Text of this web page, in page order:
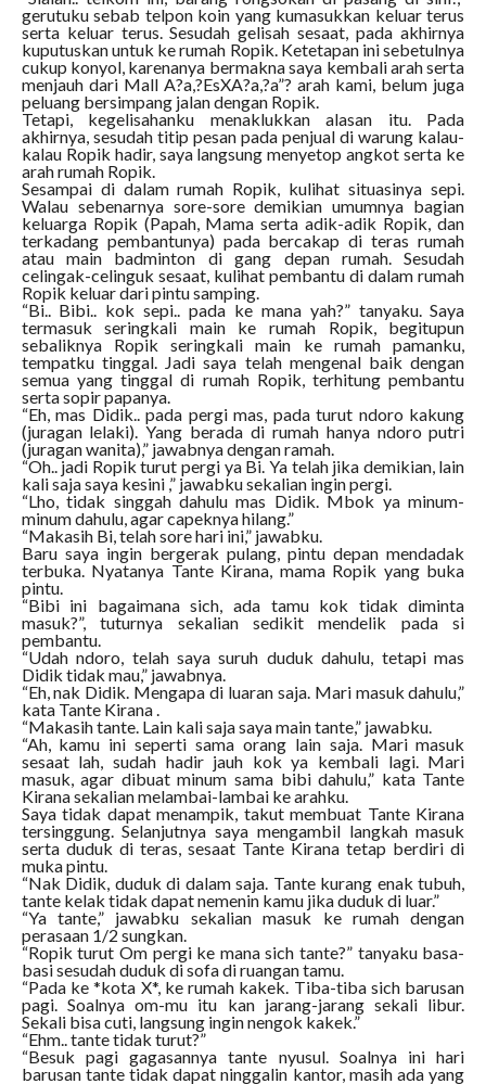
gerutuku sebab telpon koin yang kumasukkan keluar terus
serta keluar terus. Sesudah gelisah sesaat, pada akhirnya
kuputuskan untuk ke rumah Ropik. Ketetapan ini sebetulnya
cukup konyol, karenanya bermakna saya kembali arah serta
menjauh dari Mall A?a,?EsXA?a,?a”? arah kami, belum juga
peluang bersimpang jalan dengan Ropik.
Tetapi, kegelisahanku menaklukkan alasan itu. Pada
akhirnya, sesudah titip pesan pada penjual di warung kalau-
kalau Ropik hadir, saya langsung menyetop angkot serta ke
arah rumah Ropik.
Sesampai di dalam rumah Ropik, kulihat situasinya sepi.
Walau sebenarnya sore-sore demikian umumnya bagian
keluarga Ropik (Papah, Mama serta adik-adik Ropik, dan
terkadang pembantunya) pada bercakap di teras rumah
atau main badminton di gang depan rumah. Sesudah
celingak-celinguk sesaat, kulihat pembantu di dalam rumah
Ropik keluar dari pintu samping.
“Bi.. Bibi.. kok sepi.. pada ke mana yah?” tanyaku. Saya
termasuk seringkali main ke rumah Ropik, begitupun
sebaliknya Ropik seringkali main ke rumah pamanku,
tempatku tinggal. Jadi saya telah mengenal baik dengan
semua yang tinggal di rumah Ropik, terhitung pembantu
serta sopir papanya.
“Eh, mas Didik.. pada pergi mas, pada turut ndoro kakung
(juragan lelaki). Yang berada di rumah hanya ndoro putri
(juragan wanita),” jawabnya dengan ramah.
“Oh.. jadi Ropik turut pergi ya Bi. Ya telah jika demikian, lain
kali saja saya kesini ,” jawabku sekalian ingin pergi.
“Lho, tidak singgah dahulu mas Didik. Mbok ya minum-
minum dahulu, agar capeknya hilang.”
“Makasih Bi, telah sore hari ini,” jawabku.
Baru saya ingin bergerak pulang, pintu depan mendadak
terbuka. Nyatanya Tante Kirana, mama Ropik yang buka
pintu.
“Bibi ini bagaimana sich, ada tamu kok tidak diminta
masuk?”, tuturnya sekalian sedikit mendelik pada si
pembantu.
“Udah ndoro, telah saya suruh duduk dahulu, tetapi mas
Didik tidak mau,” jawabnya.
“Eh, nak Didik. Mengapa di luaran saja. Mari masuk dahulu,”
kata Tante Kirana .
“Makasih tante. Lain kali saja saya main tante,” jawabku.
“Ah, kamu ini seperti sama orang lain saja. Mari masuk
sesaat lah, sudah hadir jauh kok ya kembali lagi. Mari
masuk, agar dibuat minum sama bibi dahulu,” kata Tante
Kirana sekalian melambai-lambai ke arahku.
Saya tidak dapat menampik, takut membuat Tante Kirana
tersinggung. Selanjutnya saya mengambil langkah masuk
serta duduk di teras, sesaat Tante Kirana tetap berdiri di
muka pintu.
“Nak Didik, duduk di dalam saja. Tante kurang enak tubuh,
tante kelak tidak dapat nemenin kamu jika duduk di luar.”
“Ya tante,” jawabku sekalian masuk ke rumah dengan
perasaan 1/2 sungkan.
“Ropik turut Om pergi ke mana sich tante?” tanyaku basa-
basi sesudah duduk di sofa di ruangan tamu.
“Pada ke *kota X*, ke rumah kakek. Tiba-tiba sich barusan
pagi. Soalnya om-mu itu kan jarang-jarang sekali libur.
Sekali bisa cuti, langsung ingin nengok kakek.”
“Ehm.. tante tidak turut?”
“Besuk pagi gagasannya tante nyusul. Soalnya ini hari
barusan tante tidak dapat ninggalin kantor, masih ada yang